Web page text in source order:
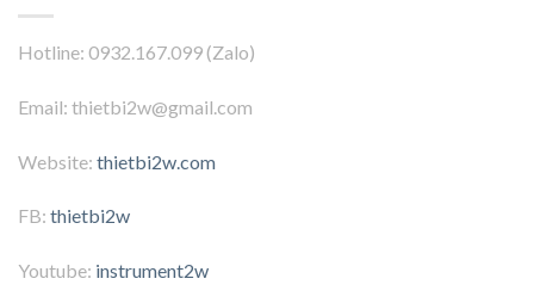
Hotline: 0932.167.099 (Zalo)
Email: thietbi2w@gmail.com
Website: thietbi2w.com
FB: thietbi2w
Youtube: instrument2w